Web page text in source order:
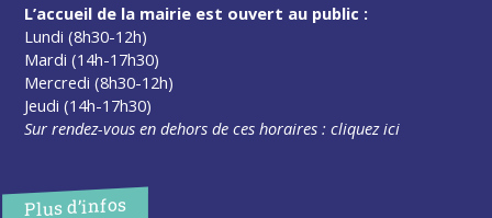
L’accueil de la mairie est ouvert au public :
Lundi (8h30-12h)
Mardi (14h-17h30)
Mercredi (8h30-12h)
Jeudi (14h-17h30)
Sur rendez-vous en dehors de ces horaires :cliquez ici
Plus d’infos